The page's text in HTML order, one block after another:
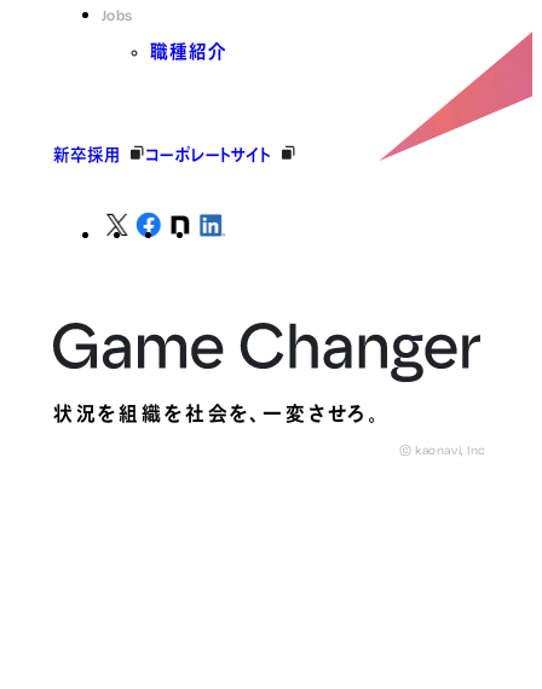
Jobs
職種紹介
新卒採用 コーポレートサイト
状況を組織を社会を、一変させろ。
© kaonavi, Inc